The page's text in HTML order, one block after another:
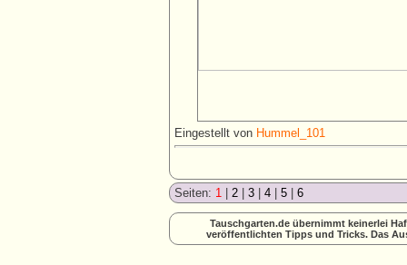
Eingestellt von Hummel_101
Seiten: 1 2 3 4 5 6
Tauschgarten.de übernimmt keinerlei
veröffentlichten Tipps und Tricks. Das